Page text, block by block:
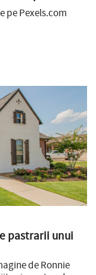
pe Pexels.com
pastrarii unui